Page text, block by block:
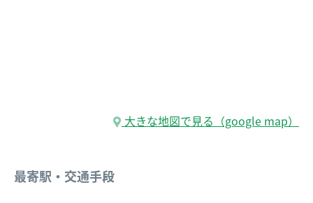
大きな地図で見る（google map）
最寄駅・交通手段